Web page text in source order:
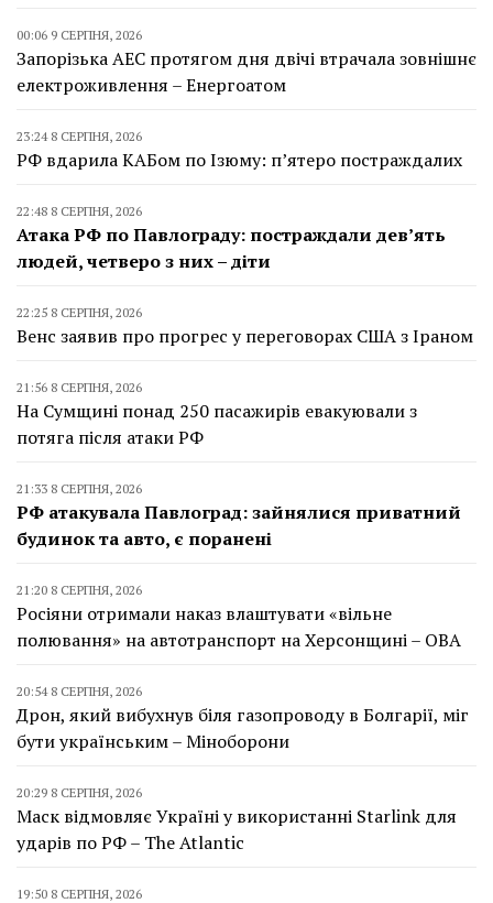
00:06 9 СЕРПНЯ, 2026
Запорізька АЕС протягом дня двічі втрачала зовнішнє
електроживлення – Енергоатом
23:24 8 СЕРПНЯ, 2026
РФ вдарила КАБом по Ізюму: п’ятеро постраждалих
22:48 8 СЕРПНЯ, 2026
Атака РФ по Павлограду: постраждали дев’ять
людей, четверо з них – діти
22:25 8 СЕРПНЯ, 2026
Венс заявив про прогрес у переговорах США з Іраном
21:56 8 СЕРПНЯ, 2026
На Сумщині понад 250 пасажирів евакуювали з
потяга після атаки РФ
21:33 8 СЕРПНЯ, 2026
РФ атакувала Павлоград: зайнялися приватний
будинок та авто, є поранені
21:20 8 СЕРПНЯ, 2026
Росіяни отримали наказ влаштувати «вільне
полювання» на автотранспорт на Херсонщині – ОВА
20:54 8 СЕРПНЯ, 2026
Дрон, який вибухнув біля газопроводу в Болгарії, міг
бути українським – Міноборони
20:29 8 СЕРПНЯ, 2026
Маск відмовляє Україні у використанні Starlink для
ударів по РФ – The Atlantic
19:50 8 СЕРПНЯ, 2026